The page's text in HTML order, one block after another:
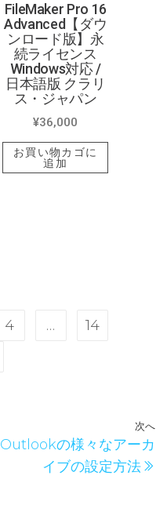
FileMaker Pro 16
Advanced【ダウ
ンロード版】永
続ライセンス
Windows対応 /
日本語版 クラリ
ス・ジャパン
¥36,000
お買い物カゴに
追加
4 … 14
次へ
Outlookの様々なアーカ
イブの設定方法